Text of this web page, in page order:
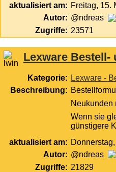
aktualisiert am: Freitag, 15.
Autor: @ndreas
Zugriffe: 23571
Lexware
Kategorie: Lexware -
Beschreibung:
Neukunden
Wenn sie
günstigere
aktualisiert am:
Autor: @ndreas
Zugriffe: 21829